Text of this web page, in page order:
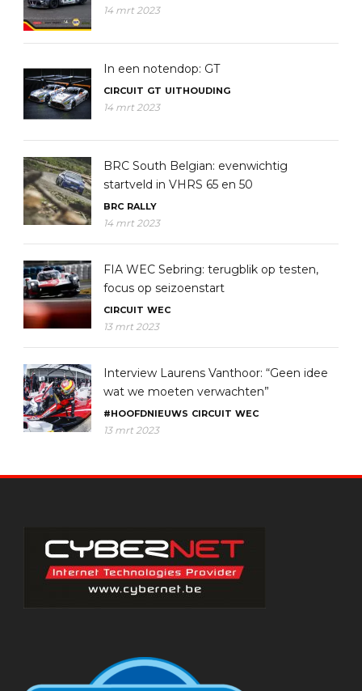
14 mrt 2023
In een notendop: GT
CIRCUIT GT UITHOUDING
14 mrt 2023
BRC South Belgian: evenwichtig
startveld in VHRS 65 en 50
BRC RALLY
14 mrt 2023
FIA WEC Sebring: terugblik op testen,
focus op seizoenstart
CIRCUIT WEC
13 mrt 2023
Interview Laurens Vanthoor: “Geen idee
wat we moeten verwachten”
#HOOFDNIEUWS CIRCUIT WEC
13 mrt 2023